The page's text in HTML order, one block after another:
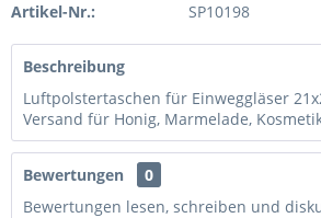
Artikel-Nr.: SP10198
Beschreibung
Luftpolstertaschen für Einweggläser
Versand für Honig, Marmelade,
Bewertungen
0
Bewertungen lesen, schreiben und